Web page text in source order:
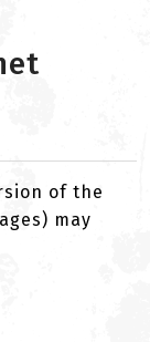
of the
may